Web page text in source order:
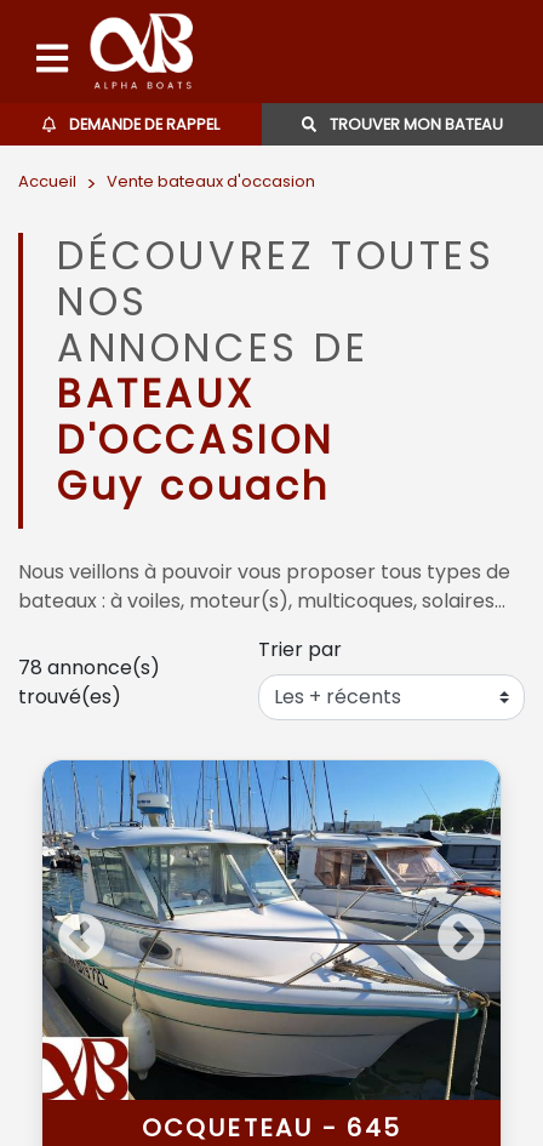
Bateaux d'occasions
L'agence
Contact
06 27 07 57 11
DEMANDE DE RAPPEL TROUVER MON BATEAU
Accueil > Vente bateaux d'occasion
DÉCOUVREZ TOUTES
NOS
ANNONCES DE
BATEAUX
D'OCCASION
Guy couach
Nous veillons à pouvoir vous proposer tous types de
bateaux : à voiles, moteur(s), multicoques, solaires…
78 annonce(s)
trouvé(es)
Trier par
OCQUETEAU - 645